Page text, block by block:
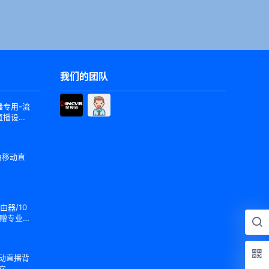
专用-流
设备
动直
器/10
专业定
直播背
我们的团队